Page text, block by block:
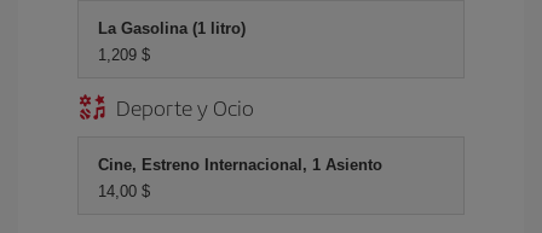
La Gasolina (1 litro)
1,209 $
Deporte y Ocio
Cine, Estreno Internacional, 1 Asiento
14,00 $